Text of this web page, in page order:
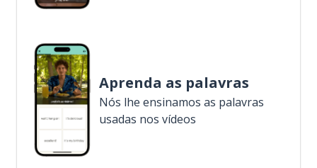
Aprenda as palavras
Nós lhe ensinamos as palavras
usadas nos vídeos